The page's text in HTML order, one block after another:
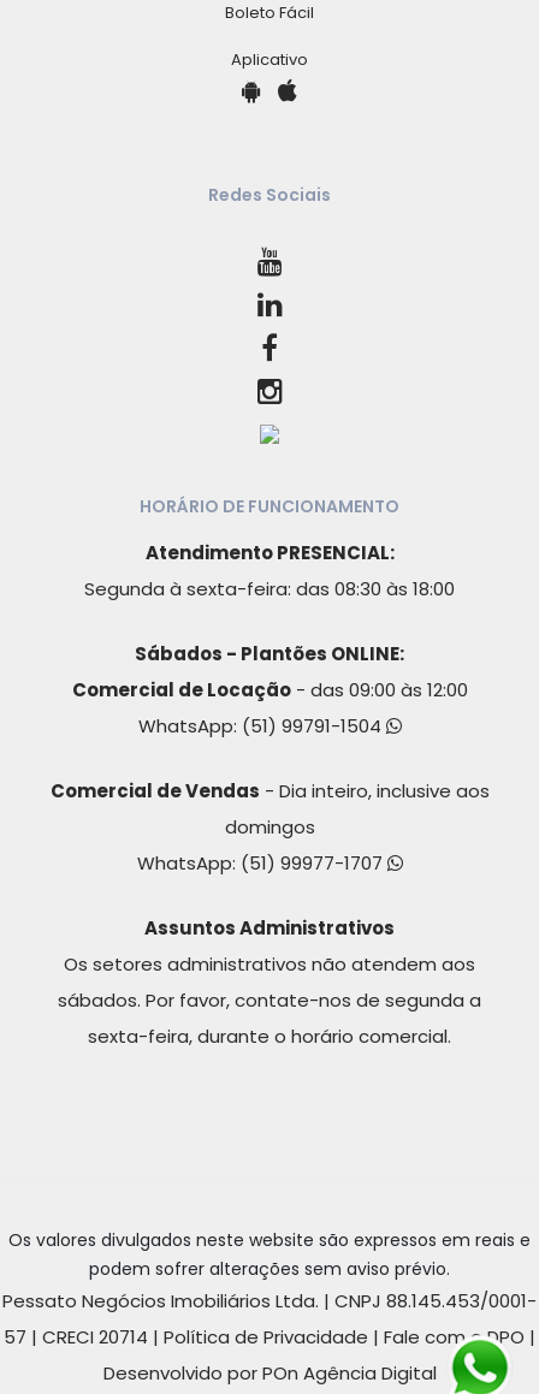
Boleto Fácil
Aplicativo
Redes Sociais
HORÁRIO DE FUNCIONAMENTO
Atendimento PRESENCIAL:
Segunda à sexta-feira: das 08:30 às 18:00
Sábados - Plantões ONLINE:
Comercial de Locação- das 09:00 às 12:00
WhatsApp: (51) 99791-1504
Comercial de Vendas - Dia inteiro, inclusive aos
domingos
WhatsApp: (51) 99977-1707
Assuntos Administrativos
Os setores administrativos não atendem aos
sábados. Por favor, contate-nos de segunda a
sexta-feira, durante o horário comercial.
Os valores divulgados neste website são expressos em reais e
podem sofrer alterações sem aviso prévio.
Pessato Negócios Imobiliários Ltda. | CNPJ 88.145.453/0001-
57 | CRECI 20714 | Política de Privacidade | Fale com o DPO |
Desenvolvido por POn Agência Digital